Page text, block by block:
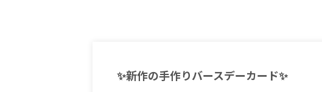
✨新作の手作りバースデーカード✨